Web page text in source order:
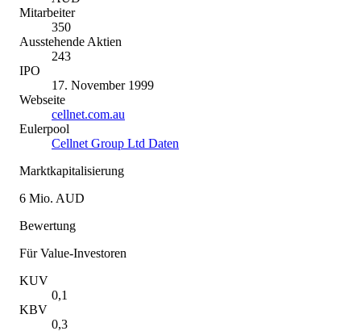
Mitarbeiter
350
Ausstehende Aktien
243
IPO
17. November 1999
Webseite
cellnet.com.au
Eulerpool
Cellnet Group Ltd Daten
Marktkapitalisierung
6 Mio. AUD
Bewertung
Für Value-Investoren
KUV
0,1
KBV
0,3